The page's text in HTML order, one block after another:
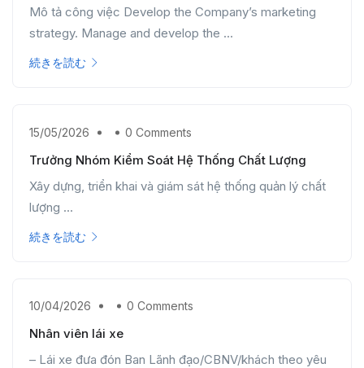
Mô tả công việc Develop the Company’s marketing
strategy. Manage and develop the ...
続きを読む
15/05/2026 0 Comments
Trưởng Nhóm Kiểm Soát Hệ Thống Chất Lượng
Xây dựng, triển khai và giám sát hệ thống quản lý chất
lượng ...
続きを読む
10/04/2026 0 Comments
Nhân viên lái xe
– Lái xe đưa đón Ban Lãnh đạo/CBNV/khách theo yêu